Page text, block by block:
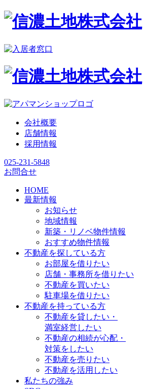
会社概要
店舗情報
採用情報
025-231-5848
お問合せ
HOME
最新情報
お知らせ
地域情報
新築・リノベ物件情報
おすすめ物件情報
不動産を探している方
お部屋を借りたい
店舗・事務所を借りたい
不動産を買いたい
駐車場を借りたい
不動産を持っている方
不動産を貸したい・
満室経営したい
不動産の相続が心配・
対策をしたい
不動産を売りたい
不動産を活用したい
私たちの強み